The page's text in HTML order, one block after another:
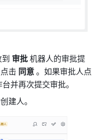
审批 机器人的审批提
击 同意 。如果审批人点
并再次提交审批。
建人。